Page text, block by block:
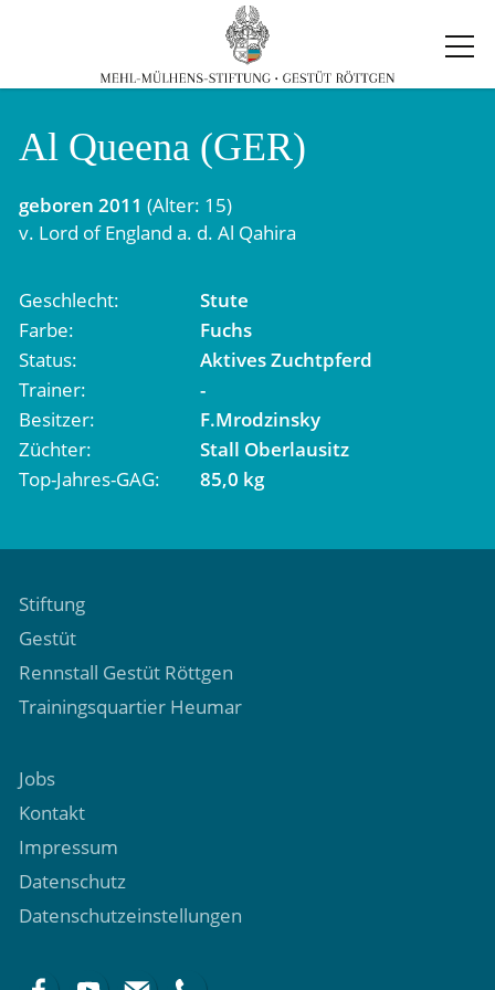
Al Queena (GER)
geboren 2011 (Alter: 15)
v. Lord of England a. d. Al Qahira
Geschlecht
Stute
Farbe
Fuchs
Status
Aktives Zuchtpferd
Trainer
-
Besitzer
F.Mrodzinsky
Züchter
Stall Oberlausitz
Top-Jahres-GAG
85,0 kg
Stiftung
Gestüt
Rennstall Gestüt Röttgen
Trainingsquartier Heumar
Jobs
Kontakt
Impressum
Datenschutz
Datenschutzeinstellungen